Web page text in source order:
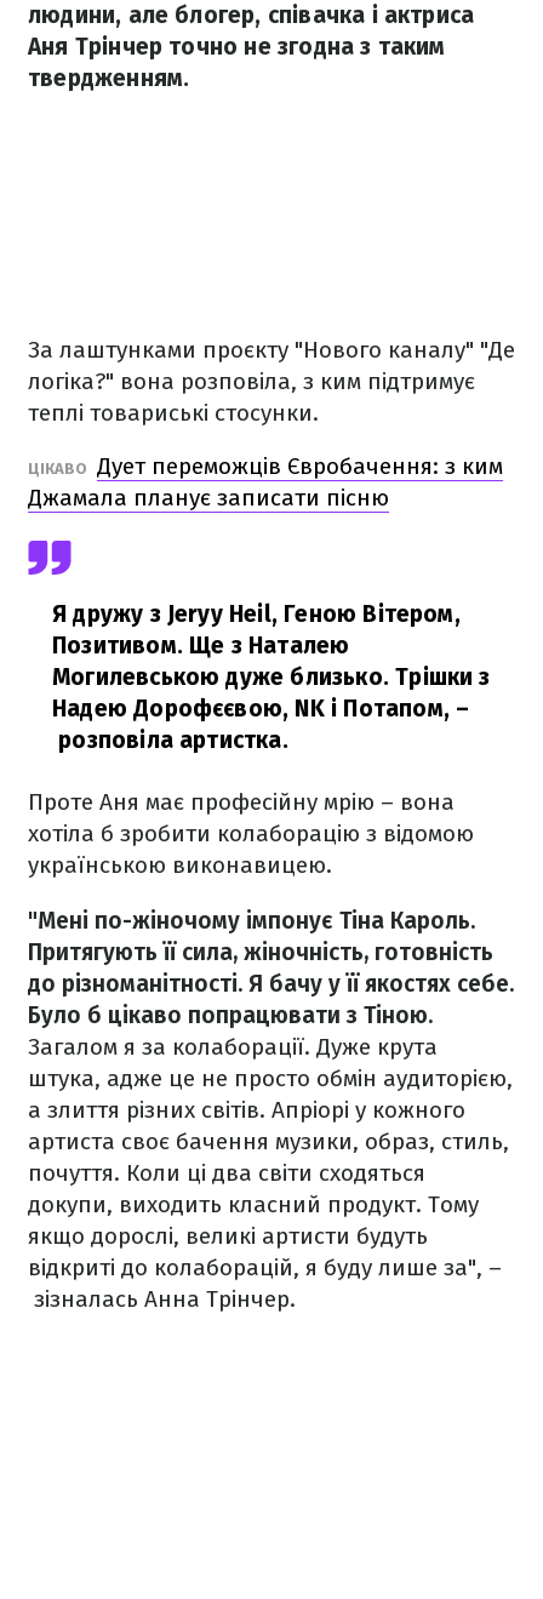
людини, але блогер, співачка і актриса
Аня Трінчер точно не згодна з таким
твердженням.
За лаштунками проєкту "Нового каналу" "Де
логіка?" вона розповіла, з ким підтримує
теплі товариські стосунки.
ЦІКАВО Дует переможців Євробачення: з ким
Джамала планує записати пісню
Я дружу з Jeryy Heil, Геною Вітером,
Позитивом. Ще з Наталею
Могилевською дуже близько. Трішки з
Надею Дорофєєвою, NK і Потапом, –
розповіла артистка.
Проте Аня має професійну мрію – вона
хотіла б зробити колаборацію з відомою
українською виконавицею.
"Мені по-жіночому імпонує Тіна Кароль.
Притягують її сила, жіночність, готовність
до різноманітності. Я бачу у її якостях себе.
Було б цікаво попрацювати з Тіною.
Загалом я за колаборації. Дуже крута
штука, адже це не просто обмін аудиторією,
а злиття різних світів. Апріорі у кожного
артиста своє бачення музики, образ, стиль,
почуття. Коли ці два світи сходяться
докупи, виходить класний продукт. Тому
якщо дорослі, великі артисти будуть
відкриті до колаборацій, я буду лише за", –
зізналась Анна Трінчер.